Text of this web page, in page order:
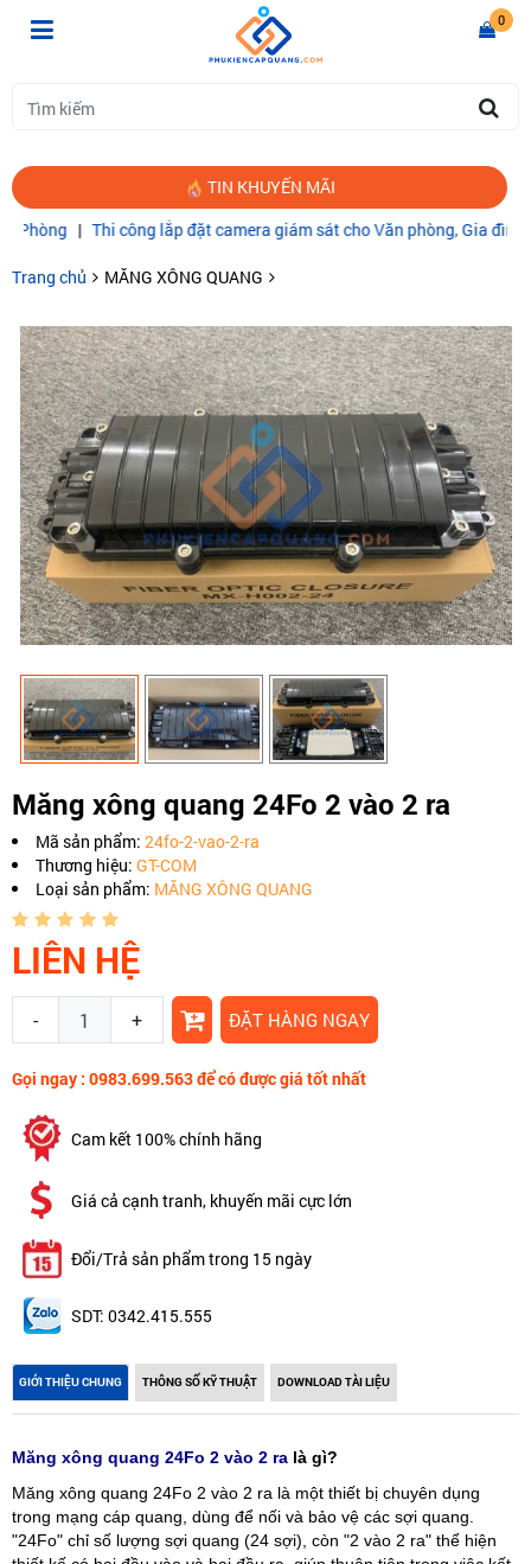
0
TIN KHUYẾN MÃI
|Thi công lắp đặt camera giám sát cho Văn phòng, Gia đình|
Trang chủ MĂNG XÔNG QUANG
Măng xông quang 24Fo 2 vào 2 ra
Mã sản phẩm: 24fo-2-vao-2-ra
Thương hiệu: GT-COM
Loại sản phẩm: MĂNG XÔNG QUANG
LIÊN HỆ
- + ĐẶT HÀNG NGAY
Gọi ngay : 0983.699.563 để có được giá tốt nhất
Cam kết 100% chính hãng
Giá cả cạnh tranh, khuyến mãi cực lớn
Đổi/Trả sản phẩm trong 15 ngày
SDT: 0342.415.555
GIỚI THIỆU CHUNG THÔNG SỐ KỸ THUẬT DOWNLOAD TÀI LIỆU
Măng xông quang 24Fo 2 vào 2 ra là gì?
Măng xông quang 24Fo 2 vào 2 ra là một thiết bị chuyên dụng
trong mạng cáp quang, dùng để nối và bảo vệ các sợi quang.
"24Fo" chỉ số lượng sợi quang (24 sợi), còn "2 vào 2 ra" thể hiện